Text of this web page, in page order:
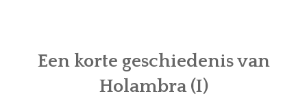
INTRODUCTIE
Een korte geschiedenis van
Holambra (I)